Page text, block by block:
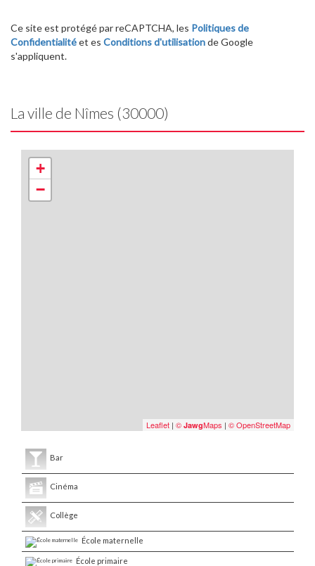
Ce site est protégé par reCAPTCHA, les Politiques de
Confidentialitéet es Conditions d'utilisationde Google
s'appliquent.
La ville de Nîmes (30000)
+
−
Leaflet | © JawgMaps | © OpenStreetMap
Bar
Cinéma
Collège
École maternelle
École primaire